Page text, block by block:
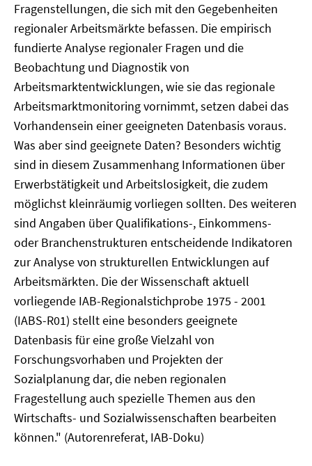
Fragenstellungen, die sich mit den Gegebenheiten
regionaler Arbeitsmärkte befassen. Die empirisch
fundierte Analyse regionaler Fragen und die
Beobachtung und Diagnostik von
Arbeitsmarktentwicklungen, wie sie das regionale
Arbeitsmarktmonitoring vornimmt, setzen dabei das
Vorhandensein einer geeigneten Datenbasis voraus.
Was aber sind geeignete Daten? Besonders wichtig
sind in diesem Zusammenhang Informationen über
Erwerbstätigkeit und Arbeitslosigkeit, die zudem
möglichst kleinräumig vorliegen sollten. Des weiteren
sind Angaben über Qualifikations-, Einkommens-
oder Branchenstrukturen entscheidende Indikatoren
zur Analyse von strukturellen Entwicklungen auf
Arbeitsmärkten. Die der Wissenschaft aktuell
vorliegende IAB-Regionalstichprobe 1975 - 2001
(IABS-R01) stellt eine besonders geeignete
Datenbasis für eine große Vielzahl von
Forschungsvorhaben und Projekten der
Sozialplanung dar, die neben regionalen
Fragestellung auch spezielle Themen aus den
Wirtschafts- und Sozialwissenschaften bearbeiten
können." (Autorenreferat, IAB-Doku)